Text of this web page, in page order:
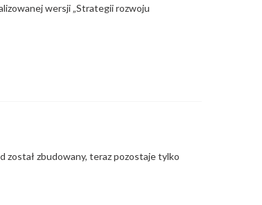
wersji „Strategii rozwoju
został zbudowany, teraz pozostaje tylko